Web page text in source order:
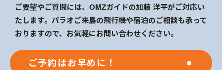
ご要望やご質問には、OMZガイドの加藤 洋平がご対応い
たします。パラオご来島の飛行機や宿泊のご相談も承って
おりますので、お気軽にお問い合わせください。
ご予約はお早めに！